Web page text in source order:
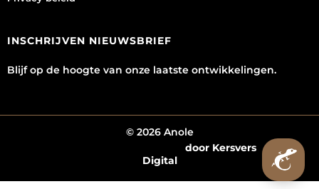
INSCHRIJVEN NIEUWSBRIEF
Blijf op de hoogte van onze laatste ontwikkelingen.
© 2026 Anole
door Kersvers
Digital